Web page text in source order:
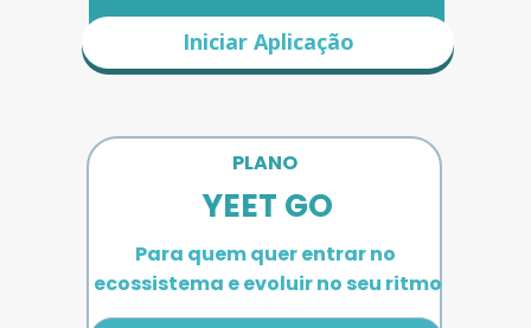
PLANO
YEET GO
Para quem quer entrar no
ecossistema e evoluir no seu ritmo
Iniciar Aplicação